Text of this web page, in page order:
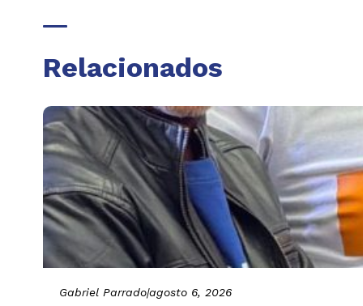
Relacionados
Gabriel Parrado|agosto 6, 2026